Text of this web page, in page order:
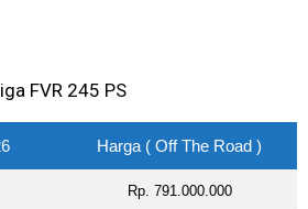
FVR 245 PS
Harga ( Off The Road )
Rp. 791.000.000